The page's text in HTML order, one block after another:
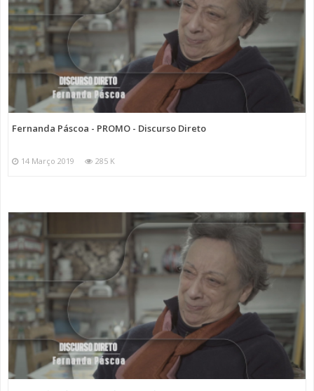
Fernanda Páscoa - PROMO - Discurso Direto
14 Março 2019 285 K